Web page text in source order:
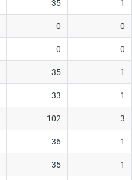
35 1
0 0
0 0
35 1
33 1
102 3
36 1
35 1